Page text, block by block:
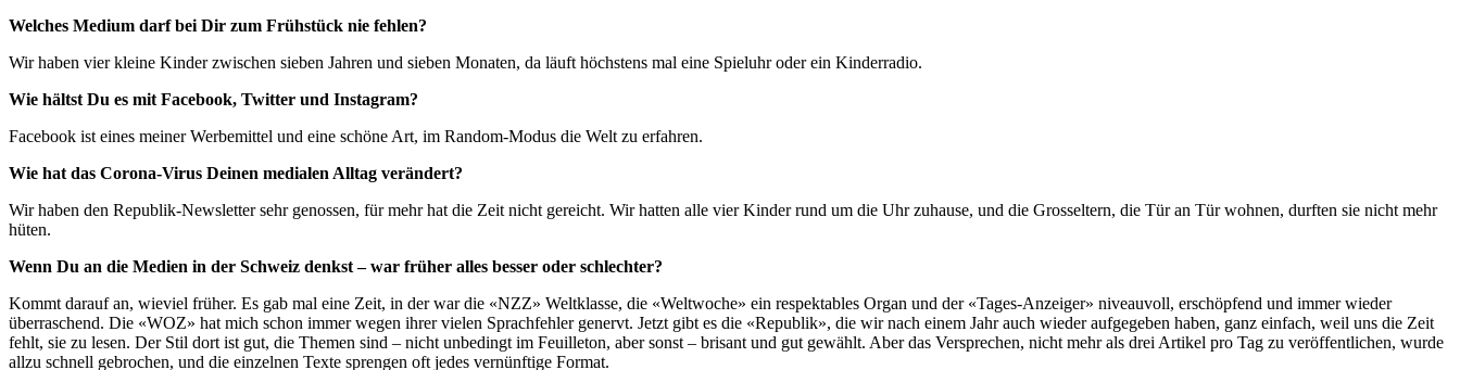
Welches Medium darf bei Dir zum Frühstück nie fehlen?
Wir haben vier kleine Kinder zwischen sieben Jahren und sieben Monaten, da läuft höchstens mal eine Spieluhr oder ein Kinderradio.
Wie hältst Du es mit Facebook, Twitter und Instagram?
Facebook ist eines meiner Werbemittel und eine schöne Art, im Random-Modus die Welt zu erfahren.
Wie hat das Corona-Virus Deinen medialen Alltag verändert?
Wir haben den Republik-Newsletter sehr genossen, für mehr hat die Zeit nicht gereicht. Wir hatten alle vier Kinder rund um die Uhr zuhause, und die Grosseltern, die Tür an Tür wohnen, durften sie nicht mehr
hüten.
Wenn Du an die Medien in der Schweiz denkst – war früher alles besser oder schlechter?
Kommt darauf an, wieviel früher. Es gab mal eine Zeit, in der war die «NZZ» Weltklasse, die «Weltwoche» ein respektables Organ und der «Tages-Anzeiger» niveauvoll, erschöpfend und immer wieder
überraschend. Die «WOZ» hat mich schon immer wegen ihrer vielen Sprachfehler genervt. Jetzt gibt es die «Republik», die wir nach einem Jahr auch wieder aufgegeben haben, ganz einfach, weil uns die Zeit
fehlt, sie zu lesen. Der Stil dort ist gut, die Themen sind – nicht unbedingt im Feuilleton, aber sonst – brisant und gut gewählt. Aber das Versprechen, nicht mehr als drei Artikel pro Tag zu veröffentlichen, wurde
allzu schnell gebrochen, und die einzelnen Texte sprengen oft jedes vernünftige Format.